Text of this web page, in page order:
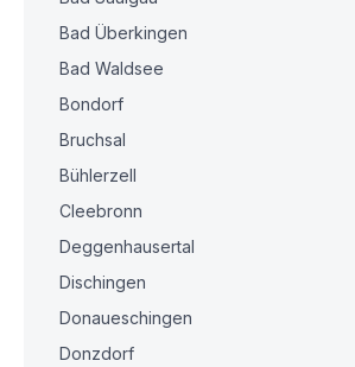
Bad Überkingen
Bad Waldsee
Bondorf
Bruchsal
Bühlerzell
Cleebronn
Deggenhausertal
Dischingen
Donaueschingen
Donzdorf